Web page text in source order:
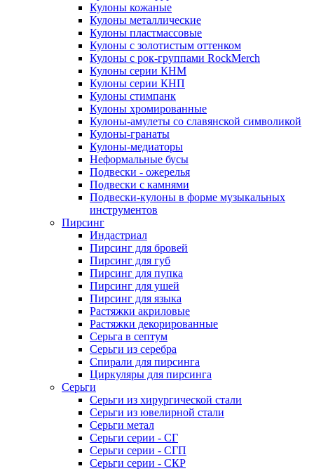
Кулоны кожаные
Кулоны металлические
Кулоны пластмассовые
Кулоны с золотистым оттенком
Кулоны с рок-группами RockMerch
Кулоны серии КНМ
Кулоны серии КНП
Кулоны стимпанк
Кулоны хромированные
Кулоны-амулеты со славянской символикой
Кулоны-гранаты
Кулоны-медиаторы
Неформальные бусы
Подвески - ожерелья
Подвески с камнями
Подвески-кулоны в форме музыкальных
инструментов
Пирсинг
Индастриал
Пирсинг для бровей
Пирсинг для губ
Пирсинг для пупка
Пирсинг для ушей
Пирсинг для языка
Растяжки акриловые
Растяжки декорированные
Серьга в септум
Серьги из серебра
Спирали для пирсинга
Циркуляры для пирсинга
Серьги
Серьги из хирургической стали
Серьги из ювелирной стали
Серьги метал
Серьги серии - СГ
Серьги серии - СГП
Серьги серии - СКР